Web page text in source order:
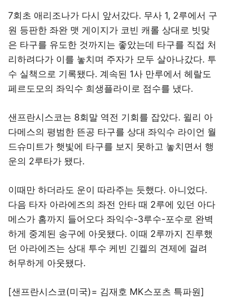
7회초 애리조나가 다시 앞서갔다. 무사 1, 2루에서 구
원 등판한 좌완 맷 게이지가 코빈 캐롤 상대로 빗맞
은 타구를 유도한 것까지는 좋았는데 타구를 직접 처
리하려다가 이를 놓치며 주자가 모두 살아나갔다. 투
수 실책으로 기록됐다. 계속된 1사 만루에서 헤랄도
페르도모의 좌익수 희생플라이로 점수를 냈다.
샌프란시스코는 8회말 역전 기회를 잡았다. 윌리 아
다메스의 평범한 뜬공 타구를 상대 좌익수 라이언 월
드슈미트가 햇빛에 타구를 보지 못하고 놓치면서 행
운의 2루타가 됐다.
이때만 하더라도 운이 따라주는 듯했다. 아니었다.
다음 타자 아라에즈의 좌전 안타 때 2루에 있던 아다
메스가 홈까지 들어오다 좌익수-3루수-포수로 완벽
하게 중계된 송구에 아웃됐다. 이때 2루까지 진루했
던 아라에즈는 상대 투수 케빈 긴켈의 견제에 걸려
허무하게 아웃됐다.
[샌프란시스코(미국)= 김재호 MK스포츠 특파원]